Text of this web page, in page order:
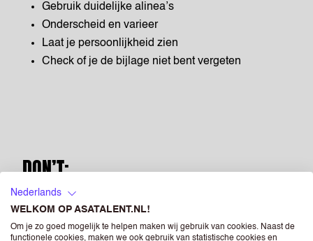
Gebruik duidelijke alinea’s
Onderscheid en varieer
Laat je persoonlijkheid zien
Check of je de bijlage niet bent vergeten
DON’T:
Benoem niet je zwakke kanten
Kopieer niet van anderen en gebruik je eigen stijl
Nederlands
WELKOM OP ASATALENT.NL!
Om je zo goed mogelijk te helpen maken wij gebruik van cookies. Naast de
functionele cookies, maken we ook gebruik van statistische cookies en